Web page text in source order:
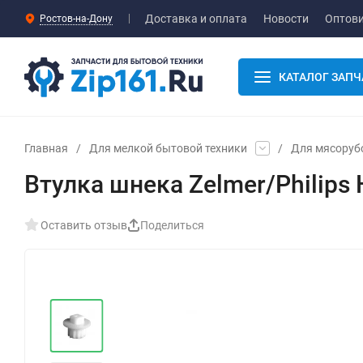
Ростов-на-Дону Доставка и оплата Новости
КАТАЛОГ
Главная / Для мелкой бытовой техники / Для
Втулка шнека Zelmer/Philips
Оставить отзыв Поделиться